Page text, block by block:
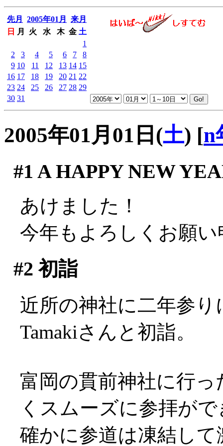
先月 2005年01月
来月
日
月 火 水 木 金 土
1
2
3 4 5 6 7
8
9 10 11 12 13 14 15
16 17 18 19 20 21 22
23 24 25 26 27 28 29
30 31
2005年01月01日(土) [n
#1 A HAPPY NEW
あけました！
今年もよろしくお願
#2 初詣
近所の神社に二年参
Tamakiさんと初詣。
富岡の貫前神社に行
くスムーズに参拝が
確かに参道は凍結し